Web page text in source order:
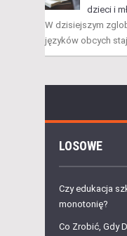
dzieci i
W dzisiejszym
języków obcych
LOSOWE
Czy edukacja
monotonię?
Co Zrobić, Gdy